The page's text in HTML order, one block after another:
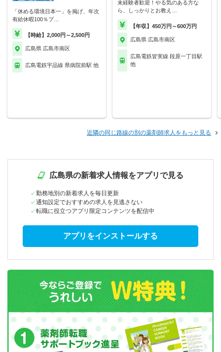
「休める環境日本一」を掲げ、年次
有給休暇100％プ…
【時給】2,000円～2,500円
広島県 広島市南区
広島電鉄宇品線 県病院前駅 他
未経験者歓迎！やる気のある方な
ら、しっかりとお教え…
【年収】450万円～600万円
広島県 広島市南区
広島電鉄皆実線 段原一丁目駅
他
近隣の同じ路線の別の薬剤師求人をもっと見る
広島県の新着求人情報をアプリで見る
勤務地別の新着求人を毎日更新
通知設定でおすすめの求人を見逃さない
転職に役立つアプリ限定コンテンツを配信中
アプリをインストールする